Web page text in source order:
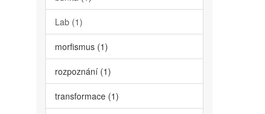
Lab (1)
morfismus (1)
rozpoznání (1)
transformace (1)